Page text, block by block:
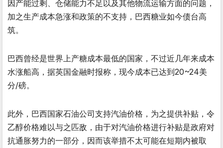
因产能过剩、仓储能力不足以及其他物流运输方面的问题，
加之生产成本急涨和政策的不支持，巴西糖业如今债台高
筑。
巴西曾经是世界上产糖成本最低的国家，不过近几年来成本
水涨船高，据英国金融时报称，现今成本已达到20~24美
分/磅。
此外，巴西国家石油公司支持汽油价格，为之提供补贴，令
乙醇价格难以与之匹敌，由于对汽油价格进行补贴是政府对
抗通胀努力的一部分，因而该举措不太可能在短期内被取